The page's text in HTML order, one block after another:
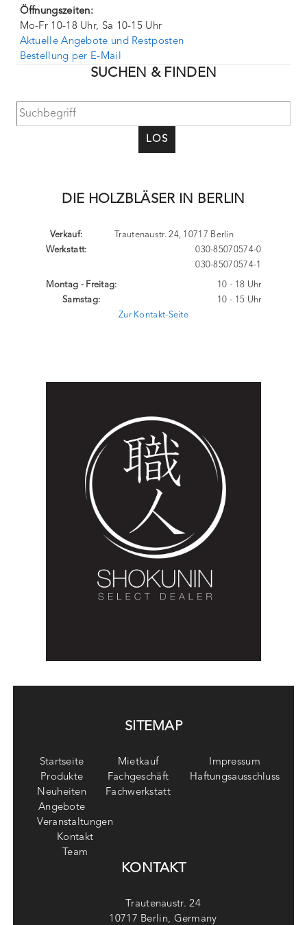
Öffnungszeiten:
Mo-Fr 10-18 Uhr, Sa 10-15 Uhr
Aktuelle Angebote und Restposten
Bestellung per E-Mail
SUCHEN & FINDEN
LOS
DIE HOLZBLÄSER IN BERLIN
Trautenaustr. 24, 10717 Berlin
Verkauf:
Werkstatt:
030-85070574-0
030-85070574-1
Montag - Freitag:
Samstag:
10 - 18 Uhr
10 - 15 Uhr
Zur Kontakt-Seite
SITEMAP
Startseite
Produkte
Neuheiten
Angebote
Mietkauf
Fachgeschäft
Fachwerkstatt
Impressum
Haftungsausschluss
Veranstaltungen
Kontakt
Team
KONTAKT
Trautenaustr. 24
10717 Berlin, Germany